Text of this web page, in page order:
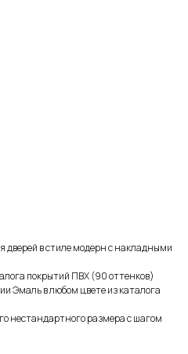
дверей в стиле модерн с накладными
покрытий ПВХ (90 оттенков)
Эмаль в любом цвете из каталога
нестандартного размера с шагом